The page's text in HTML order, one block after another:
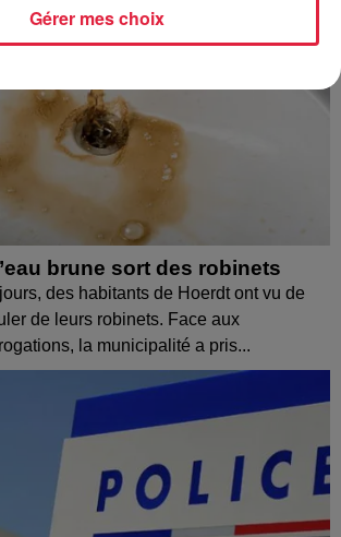
brune sort des robinets
des habitants de Hoerdt ont vu de
de leurs robinets. Face aux
la municipalité a pris...
Gérer mes choix